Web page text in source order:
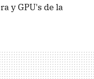
y GPU's de la